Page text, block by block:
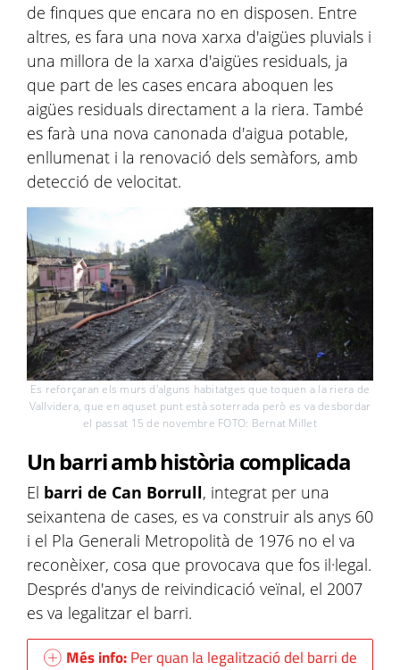
de finques que encara no en disposen. Entre
altres, es fara una nova xarxa d'aigües pluvials i
una millora de la xarxa d'aigües residuals, ja
que part de les cases encara aboquen les
aigües residuals directament a la riera. També
es farà una nova canonada d'aigua potable,
enllumenat i la renovació dels semàfors, amb
detecció de velocitat.
Es reforçaran els murs d'alguns habitatges que toquen a la riera de
Vallvidera, que en aquset punt està soterrada però es va desbordar
el passat 15 de novembre FOTO: Bernat Millet
Un barri amb història complicada
El barri de Can Borrull, integrat per una
seixantena de cases, es va construir als anys 60
i el Pla Generali Metropolità de 1976 no el va
reconèixer, cosa que provocava que fos il·legal.
Després d'anys de reivindicació veïnal, el 2007
es va legalitzar el barri.
Més info:Per quan la legalització del barri de